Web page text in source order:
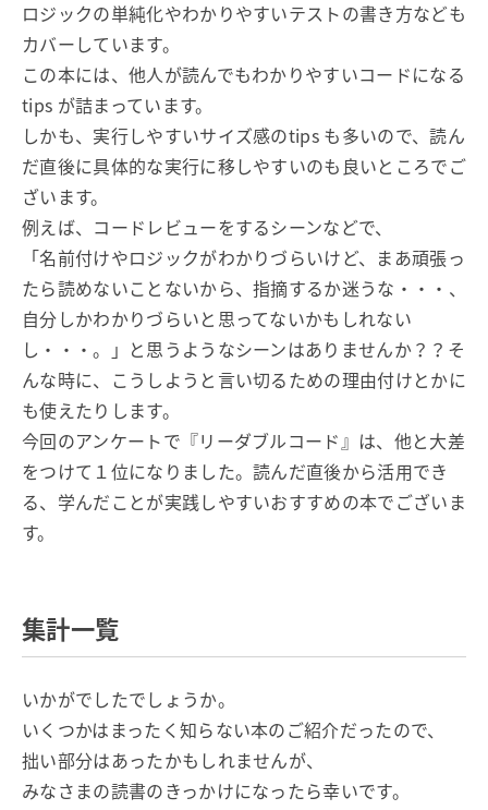
ロジックの単純化やわかりやすいテストの書き方なども
カバーしています。
この本には、他人が読んでもわかりやすいコードになる
tips が詰まっています。
しかも、実行しやすいサイズ感のtips も多いので、読ん
だ直後に具体的な実行に移しやすいのも良いところでご
ざいます。
例えば、コードレビューをするシーンなどで、
「名前付けやロジックがわかりづらいけど、まあ頑張っ
たら読めないことないから、指摘するか迷うな・・・、
自分しかわかりづらいと思ってないかもしれない
し・・・。」と思うようなシーンはありませんか？？そ
んな時に、こうしようと言い切るための理由付けとかに
も使えたりします。
今回のアンケートで『リーダブルコード』は、他と大差
をつけて１位になりました。読んだ直後から活用でき
る、学んだことが実践しやすいおすすめの本でございま
す。
集計一覧
いかがでしたでしょうか。
いくつかはまったく知らない本のご紹介だったので、
拙い部分はあったかもしれませんが、
みなさまの読書のきっかけになったら幸いです。